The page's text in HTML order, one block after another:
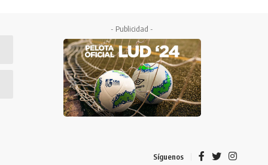
- Publicidad -
Síguenos